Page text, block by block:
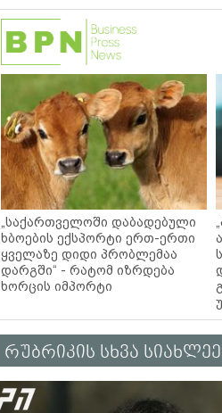
„საქართველოში დაბადებული
ხბოების ექსპორტი ერთ-ერთი
ყველაზე დიდი პრობლემაა
დარგში“ - რატომ იზრდება
ხორცის იმპორტი
რუბრიკის სხვა